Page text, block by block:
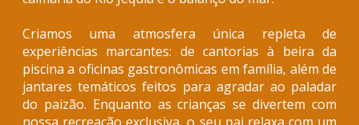
Criamos uma atmosfera única repleta de
experiências marcantes: de cantorias à beira da
piscina a oficinas gastronômicas em família, além de
jantares temáticos feitos para agradar ao paladar
do paizão. Enquanto as crianças se divertem com